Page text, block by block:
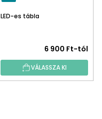
LED-es tábla
6 900 Ft-tól
VÁLASSZA KI